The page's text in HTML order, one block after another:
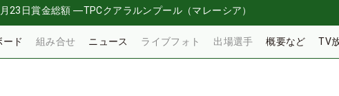
23日賞金総額 ―TPCクアラルンプール（マレーシア）
ード 組み合せ ニュース ライブフォト 出場選手 概要など TV